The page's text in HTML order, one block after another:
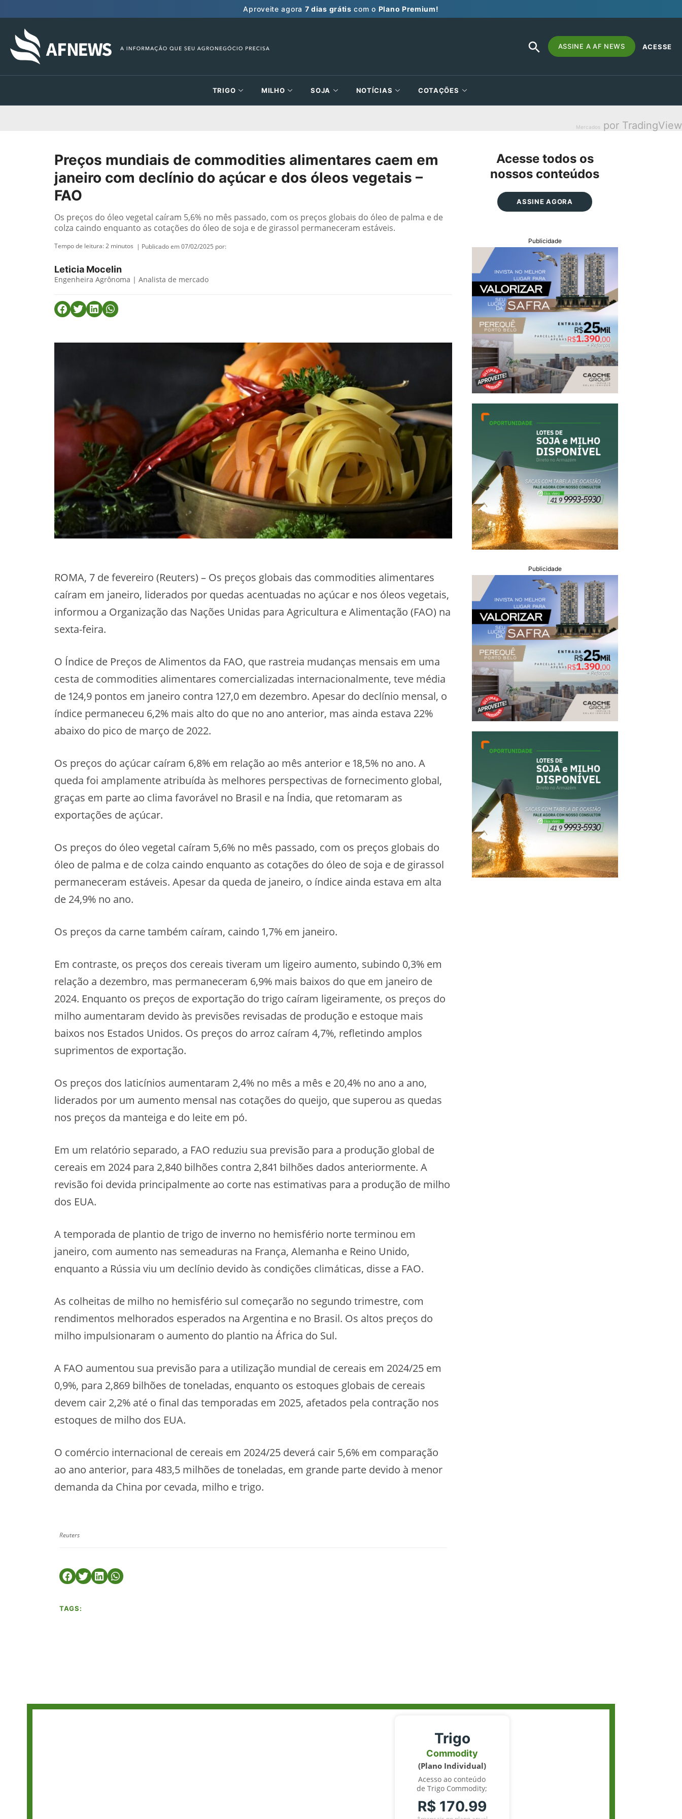
Aproveite agora 7 dias grátis com o Plano Premium!
Search
for:
SEARCH
BUTTON
ASSINE A AF NEWS ACESSE
TRIGO MILHO SOJA NOTÍCIAS COTAÇÕES
Mercados por TradingView
Preços mundiais de commodities alimentares caem em
janeiro com declínio do açúcar e dos óleos vegetais –
FAO
Os preços do óleo vegetal caíram 5,6% no mês passado, com os preços globais do óleo de palma e de
colza caindo enquanto as cotações do óleo de soja e de girassol permaneceram estáveis.
Tempo de leitura:2 minutos | Publicado em 07/02/2025 por:
Leticia Mocelin
Engenheira Agrônoma | Analista de mercado
ROMA, 7 de fevereiro (Reuters) – Os preços globais das commodities alimentares
caíram em janeiro, liderados por quedas acentuadas no açúcar e nos óleos vegetais,
informou a Organização das Nações Unidas para Agricultura e Alimentação (FAO) na
sexta-feira.
O Índice de Preços de Alimentos da FAO, que rastreia mudanças mensais em uma
cesta de commodities alimentares comercializadas internacionalmente, teve média
de 124,9 pontos em janeiro contra 127,0 em dezembro. Apesar do declínio mensal, o
índice permaneceu 6,2% mais alto do que no ano anterior, mas ainda estava 22%
abaixo do pico de março de 2022.
Os preços do açúcar caíram 6,8% em relação ao mês anterior e 18,5% no ano. A
queda foi amplamente atribuída às melhores perspectivas de fornecimento global,
graças em parte ao clima favorável no Brasil e na Índia, que retomaram as
exportações de açúcar.
Os preços do óleo vegetal caíram 5,6% no mês passado, com os preços globais do
óleo de palma e de colza caindo enquanto as cotações do óleo de soja e de girassol
permaneceram estáveis. Apesar da queda de janeiro, o índice ainda estava em alta
de 24,9% no ano.
Os preços da carne também caíram, caindo 1,7% em janeiro.
Em contraste, os preços dos cereais tiveram um ligeiro aumento, subindo 0,3% em
relação a dezembro, mas permaneceram 6,9% mais baixos do que em janeiro de
2024. Enquanto os preços de exportação do trigo caíram ligeiramente, os preços do
milho aumentaram devido às previsões revisadas de produção e estoque mais
baixos nos Estados Unidos. Os preços do arroz caíram 4,7%, refletindo amplos
suprimentos de exportação.
Os preços dos laticínios aumentaram 2,4% no mês a mês e 20,4% no ano a ano,
liderados por um aumento mensal nas cotações do queijo, que superou as quedas
nos preços da manteiga e do leite em pó.
Em um relatório separado, a FAO reduziu sua previsão para a produção global de
cereais em 2024 para 2,840 bilhões contra 2,841 bilhões dados anteriormente. A
revisão foi devida principalmente ao corte nas estimativas para a produção de milho
dos EUA.
A temporada de plantio de trigo de inverno no hemisfério norte terminou em
janeiro, com aumento nas semeaduras na França, Alemanha e Reino Unido,
enquanto a Rússia viu um declínio devido às condições climáticas, disse a FAO.
As colheitas de milho no hemisfério sul começarão no segundo trimestre, com
rendimentos melhorados esperados na Argentina e no Brasil. Os altos preços do
milho impulsionaram o aumento do plantio na África do Sul.
A FAO aumentou sua previsão para a utilização mundial de cereais em 2024/25 em
0,9%, para 2,869 bilhões de toneladas, enquanto os estoques globais de cereais
devem cair 2,2% até o final das temporadas em 2025, afetados pela contração nos
estoques de milho dos EUA.
O comércio internacional de cereais em 2024/25 deverá cair 5,6% em comparação
ao ano anterior, para 483,5 milhões de toneladas, em grande parte devido à menor
demanda da China por cevada, milho e trigo.
Reuters
TAGS:
Acesse todos os
nossos conteúdos
ASSINE AGORA
Publicidade
Publicidade
Trigo
Commodity
(Plano Individual)
Acesso ao conteúdo
de Trigo Commodity;
R$ 170.99